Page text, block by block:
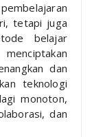
tetapi juga
belajar
dan
teknologi
monoton,
dan